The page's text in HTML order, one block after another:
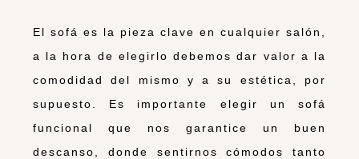
El sofá es la pieza clave en cualquier salón,
a la hora de elegirlo debemos dar valor a la
comodidad del mismo y a su estética, por
supuesto. Es importante elegir un sofá
funcional que nos garantice un buen
descanso, donde sentirnos cómodos tanto